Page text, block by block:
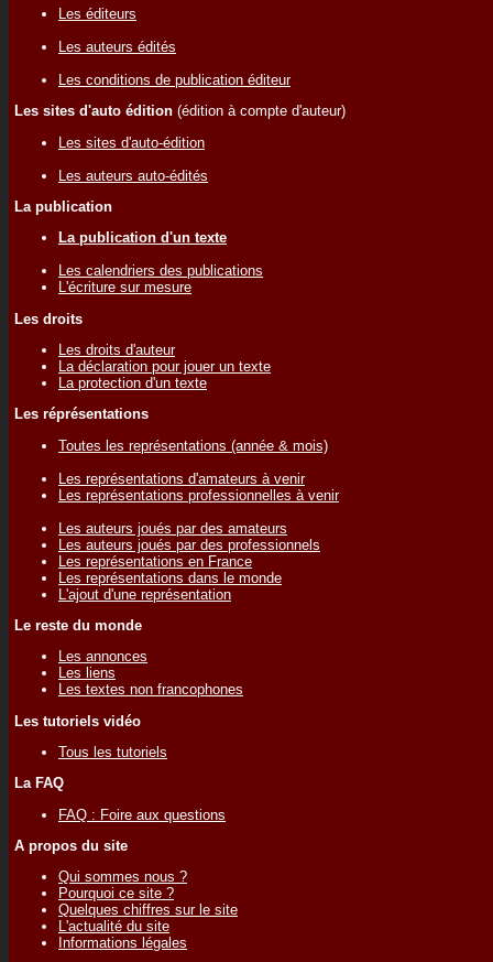
Les éditeurs
Les auteurs édités
Les conditions de publication éditeur
Les sites d'auto édition (édition à compte d'auteur)
Les sites d'auto-édition
Les auteurs auto-édités
La publication
La publication d'un texte
Les calendriers des publications
L'écriture sur mesure
Les droits
Les droits d'auteur
La déclaration pour jouer un texte
La protection d'un texte
Les réprésentations
Toutes les représentations (année & mois)
Les représentations d'amateurs à venir
Les représentations professionnelles à venir
Les auteurs joués par des amateurs
Les auteurs joués par des professionnels
Les représentations en France
Les représentations dans le monde
L'ajout d'une représentation
Le reste du monde
Les annonces
Les liens
Les textes non francophones
Les tutoriels vidéo
Tous les tutoriels
La FAQ
FAQ : Foire aux questions
A propos du site
Qui sommes nous ?
Pourquoi ce site ?
Quelques chiffres sur le site
L'actualité du site
Informations légales